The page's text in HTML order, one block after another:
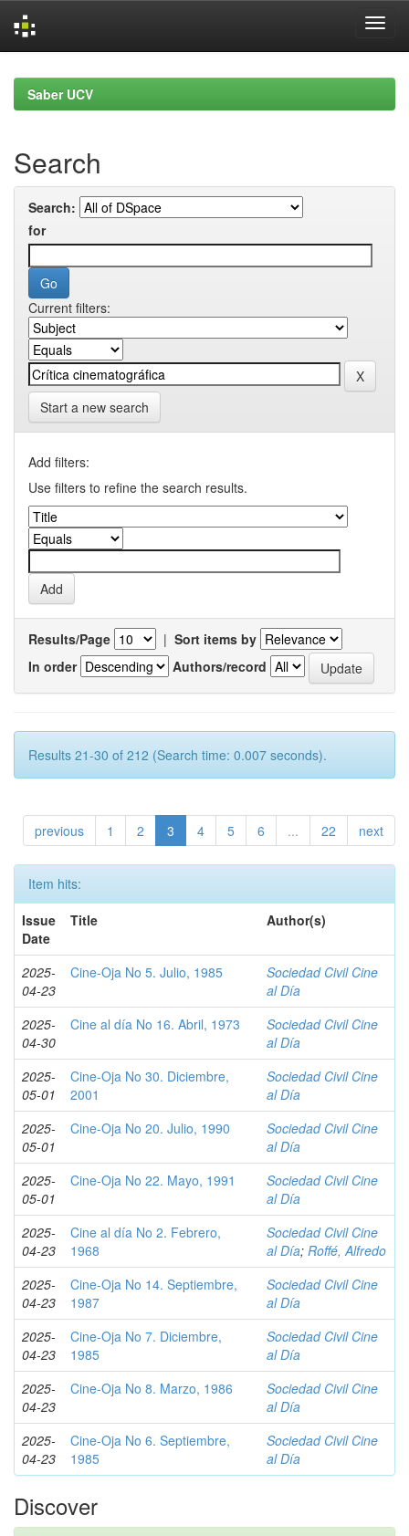
navigationSaber UCV
Search
Search:
for
Current filters:
Start a new search
Add filters:
Use filters to refine the search results.
Results/Page | Sort items by
In order
Authors/record
Results 21-30 of 212 (Search time: 0.007 seconds).
previous 1 2 3 4 5 6 ... 22 next
Item hits:
Issue
Date
Title Author(s)
2025-
04-23
Cine-Oja No 5. Julio, 1985
Sociedad Civil Cine
al Día
2025-
04-30
Cine al día No 16. Abril, 1973
Sociedad Civil Cine
al Día
2025-
05-01
Cine-Oja No 30. Diciembre,
2001
Sociedad Civil Cine
al Día
2025-
05-01
Cine-Oja No 20. Julio, 1990
Sociedad Civil Cine
al Día
2025-
05-01
Cine-Oja No 22. Mayo, 1991
Sociedad Civil Cine
al Día
2025-
04-23
Cine al día No 2. Febrero,
1968
Sociedad Civil Cine
al Día; Roffé, Alfredo
2025-
04-23
Cine-Oja No 14. Septiembre,
1987
Sociedad Civil Cine
al Día
2025-
04-23
Cine-Oja No 7. Diciembre,
1985
Sociedad Civil Cine
al Día
2025-
04-23
Cine-Oja No 8. Marzo, 1986
Sociedad Civil Cine
al Día
2025-
04-23
Cine-Oja No 6. Septiembre,
1985
Sociedad Civil Cine
al Día
Discover